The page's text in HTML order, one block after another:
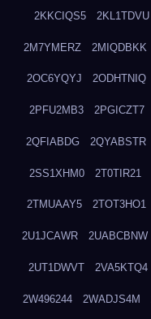
2KKCIQS5 2KL1TDVU
2M7YMERZ 2MIQDBKK
2OC6YQYJ 2ODHTNIQ
2PFU2MB3 2PGICZT7
2QFIABDG 2QYABSTR
2SS1XHM0 2T0TIR21
2TMUAAY5 2TOT3HO1
2U1JCAWR 2UABCBNW
2UT1DWVT 2VA5KTQ4
2W496244 2WADJS4M